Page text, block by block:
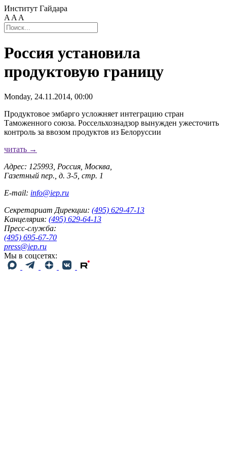
Институт Гайдара
A A A
Россия установила
продуктовую границу
Monday, 24.11.2014, 00:00
Продуктовое эмбарго усложняет интеграцию стран
Таможенного союза. Россельхознадзор вынужден ужесточить
контроль за ввозом продуктов из Белоруссии
читать →
Адрес: 125993, Россия, Москва,
Газетный пер., д. 3-5, стр. 1
E-mail: info@iep.ru
Секретариат Дирекции: (495) 629-47-13
Канцелярия: (495) 629-64-13
Пресс-служба:
(495) 695-67-70
press@iep.ru
Мы в соцсетях: